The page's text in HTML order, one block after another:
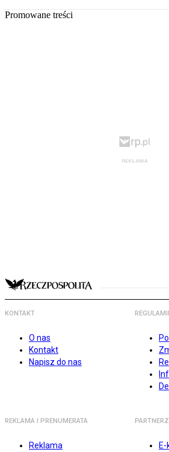
Promowane treści
KONTAKT
O nas
Kontakt
Napisz do nas
REKLAMA I PRENUMERATA
Reklama
E-